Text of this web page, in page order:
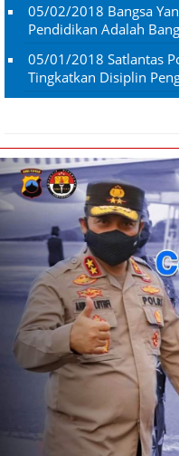
05/02/2018 Bangsa
Pendidikan Adalah
05/01/2018 Satlantas
Tingkatkan Disiplin